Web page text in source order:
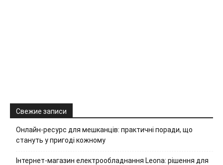
Свежие записи
Онлайн-ресурс для мешканців: практичні поради, що
стануть у пригоді кожному
Інтернет-магазин електрообладнання Leona: рішення для